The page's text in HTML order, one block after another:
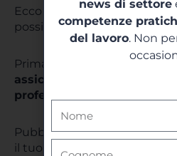
Ecco alcuni suggerimenti
possibilità di successo la
Prima di richiedere
assicurati che il tuo
professionale
Pubblica contenuti
il tuo pubblico.
news di settore
competenze
del lavoro. Non